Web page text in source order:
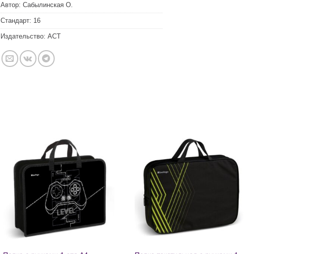
Автор: Сабылинская О.
Стандарт: 16
Издательство: АСТ
Добавить
в список
Добавить